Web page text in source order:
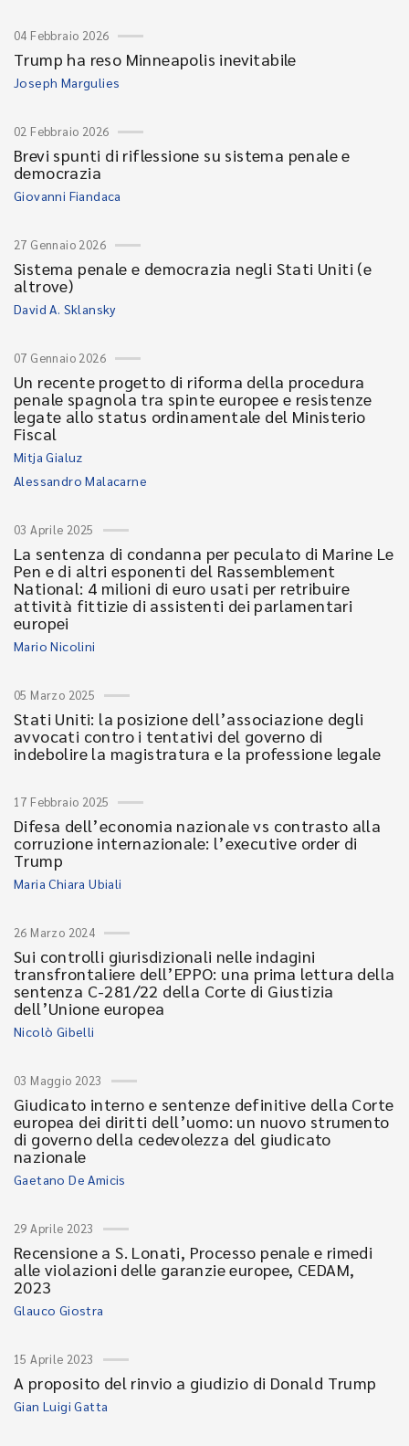
04 Febbraio 2026
Trump ha reso Minneapolis inevitabile
Joseph Margulies
02 Febbraio 2026
Brevi spunti di riflessione su sistema penale e
democrazia
Giovanni Fiandaca
27 Gennaio 2026
Sistema penale e democrazia negli Stati Uniti (e
altrove)
David A. Sklansky
07 Gennaio 2026
Un recente progetto di riforma della procedura
penale spagnola tra spinte europee e resistenze
legate allo status ordinamentale del Ministerio
Fiscal
Mitja Gialuz
Alessandro Malacarne
03 Aprile 2025
La sentenza di condanna per peculato di Marine Le
Pen e di altri esponenti del Rassemblement
National: 4 milioni di euro usati per retribuire
attività fittizie di assistenti dei parlamentari
europei
Mario Nicolini
05 Marzo 2025
Stati Uniti: la posizione dell’associazione degli
avvocati contro i tentativi del governo di
indebolire la magistratura e la professione legale
17 Febbraio 2025
Difesa dell’economia nazionale vs contrasto alla
corruzione internazionale: l’executive order di
Trump
Maria Chiara Ubiali
26 Marzo 2024
Sui controlli giurisdizionali nelle indagini
transfrontaliere dell’EPPO: una prima lettura della
sentenza C-281/22 della Corte di Giustizia
dell’Unione europea
Nicolò Gibelli
03 Maggio 2023
Giudicato interno e sentenze definitive della Corte
europea dei diritti dell’uomo: un nuovo strumento
di governo della cedevolezza del giudicato
nazionale
Gaetano De Amicis
29 Aprile 2023
Recensione a S. Lonati, Processo penale e rimedi
alle violazioni delle garanzie europee, CEDAM,
2023
Glauco Giostra
15 Aprile 2023
A proposito del rinvio a giudizio di Donald Trump
Gian Luigi Gatta